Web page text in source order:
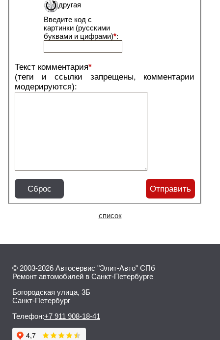
другая
Введите код с
картинки (русскими
буквами и цифрами)*:
Текст комментария*
(теги и ссылки запрещены, комментарии
модерируются):
Сброс Отправить
список
© 2003-2026 Автосервис "Элит-Авто" СПб
Ремонт автомобилей в Санкт-Петербурге
Богородская улица, 3Б
Санкт-Петербург
Телефон:+7 911 908-18-41